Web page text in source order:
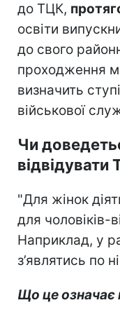
до ТЦК,
освіти
до свого
проходження
визначить
військової
Чи
відвідувати
"Для жінок
для чоловіків-
Наприклад, у
з’являтись по
Що це означає